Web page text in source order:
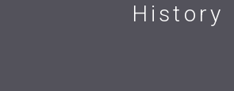
History